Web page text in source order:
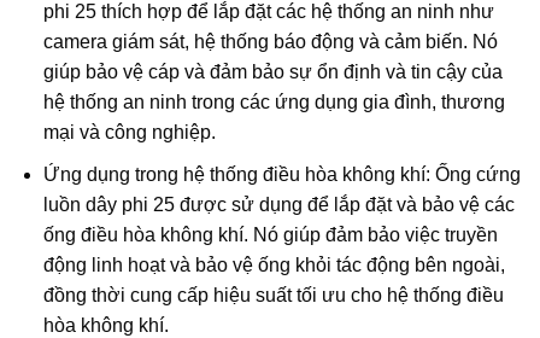
phi 25 thích hợp để lắp đặt các hệ thống an ninh như
camera giám sát, hệ thống báo động và cảm biến. Nó
giúp bảo vệ cáp và đảm bảo sự ổn định và tin cậy của
hệ thống an ninh trong các ứng dụng gia đình, thương
mại và công nghiệp.
Ứng dụng trong hệ thống điều hòa không khí: Ống cứng
luồn dây phi 25 được sử dụng để lắp đặt và bảo vệ các
ống điều hòa không khí. Nó giúp đảm bảo việc truyền
động linh hoạt và bảo vệ ống khỏi tác động bên ngoài,
đồng thời cung cấp hiệu suất tối ưu cho hệ thống điều
hòa không khí.